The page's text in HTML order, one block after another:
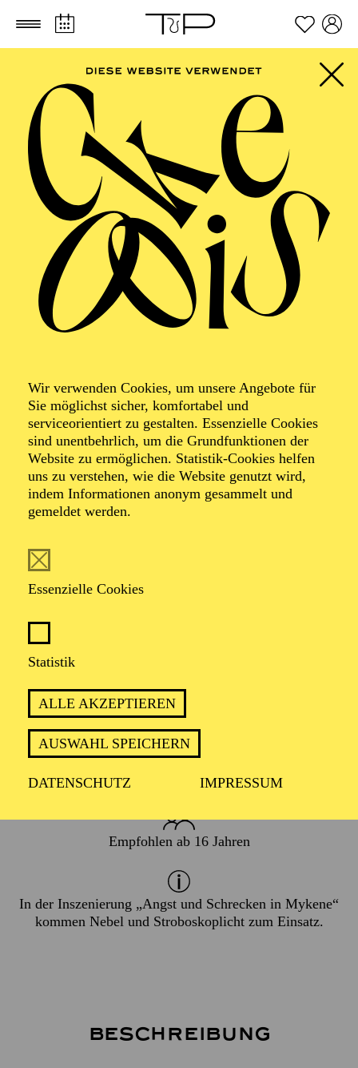
Zum Hauptinhalt springen Zum Footer springen
Wir verwenden Cookies, um unsere Angebote für
Sie möglichst sicher, komfortabel und
serviceorientiert zu gestalten. Essenzielle Cookies
sind unentbehrlich, um die Grundfunktionen der
Website zu ermöglichen. Statistik-Cookies helfen
uns zu verstehen, wie die Website genutzt wird,
indem Informationen anonym gesammelt und
gemeldet werden.
Essenzielle Cookies
Statistik
ALLE AKZEPTIEREN
AUSWAHL SPEICHERN
DATENSCHUTZ IMPRESSUM
SCHAUSPIEL ESSEN
Uraufführung
Angst und
Schrecken­ in
Mykene
PREMIERE
19. September 2025
ca. 1 Stunde, 50 Minuten, keine Pause
Empfohlen ab 16 Jahren
In der Inszenierung „Angst und Schrecken in Mykene“
kommen Nebel und Stroboskoplicht zum Einsatz.
Beschreibung